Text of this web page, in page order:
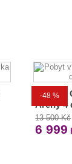
-48 %
Pobyt
Arény 4
13 500 Kč
6 999